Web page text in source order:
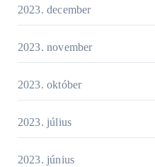
2023. december
2023. november
2023. október
2023. július
2023. június